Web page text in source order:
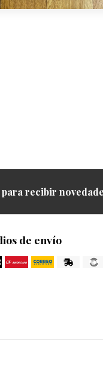
recibir
de envío